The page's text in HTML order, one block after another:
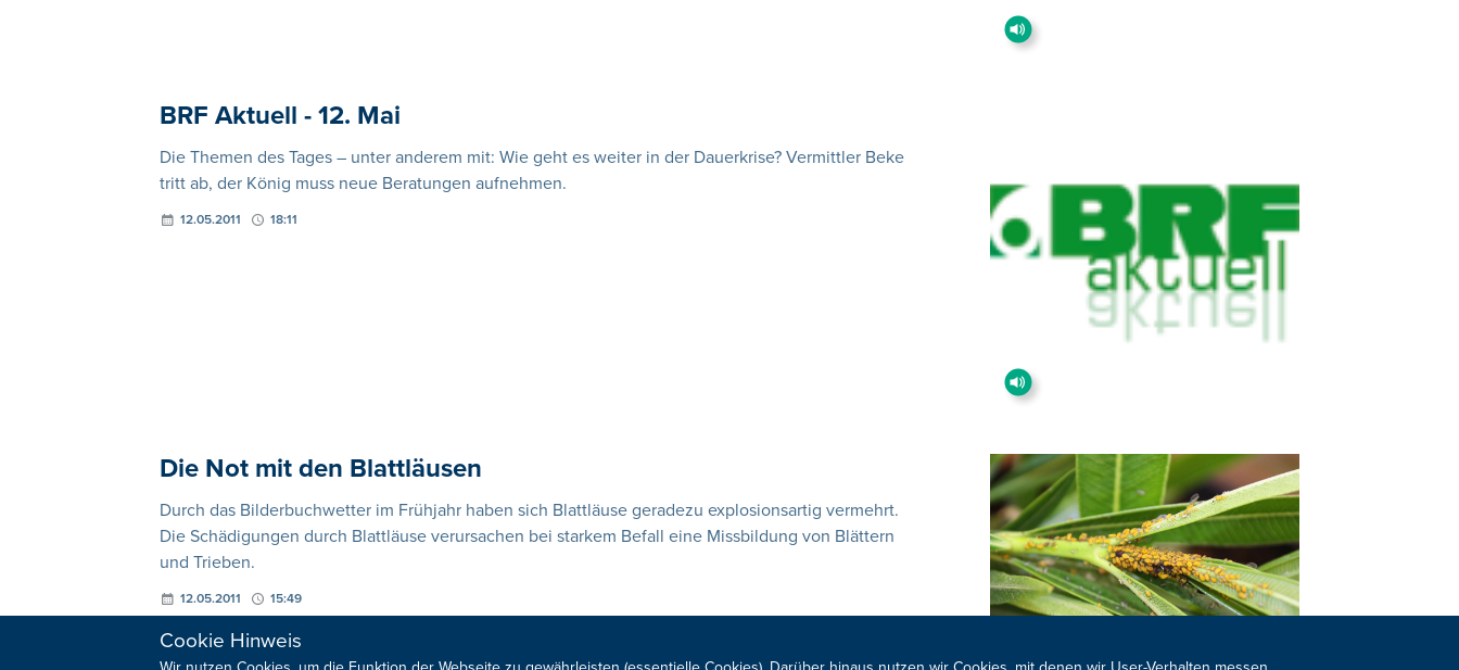
BRF Aktuell - 12. Mai
Die Themen des Tages – unter anderem mit: Wie geht es weiter in der Dauerkrise? Vermittler Beke
tritt ab, der König muss neue Beratungen aufnehmen.
12.05.2011 18:11
Die Not mit den Blattläusen
Durch das Bilderbuchwetter im Frühjahr haben sich Blattläuse geradezu explosionsartig vermehrt.
Die Schädigungen durch Blattläuse verursachen bei starkem Befall eine Missbildung von Blättern
und Trieben.
12.05.2011 15:49
Cookie Hinweis